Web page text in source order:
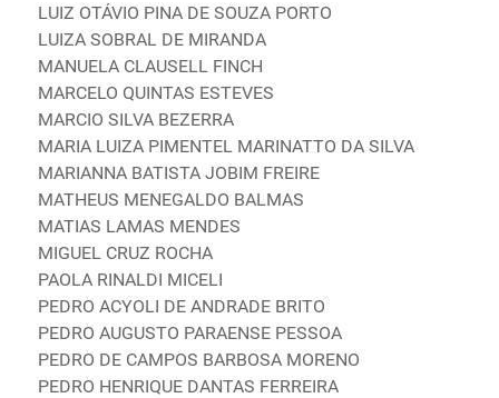
LUIZ OTÁVIO PINA DE SOUZA PORTO
LUIZA SOBRAL DE MIRANDA
MANUELA CLAUSELL FINCH
MARCELO QUINTAS ESTEVES
MARCIO SILVA BEZERRA
MARIA LUIZA PIMENTEL MARINATTO DA SILVA
MARIANNA BATISTA JOBIM FREIRE
MATHEUS MENEGALDO BALMAS
MATIAS LAMAS MENDES
MIGUEL CRUZ ROCHA
PAOLA RINALDI MICELI
PEDRO ACYOLI DE ANDRADE BRITO
PEDRO AUGUSTO PARAENSE PESSOA
PEDRO DE CAMPOS BARBOSA MORENO
PEDRO HENRIQUE DANTAS FERREIRA